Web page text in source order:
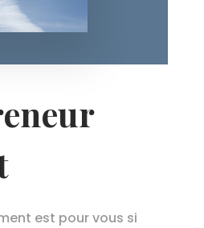
est pour vous si